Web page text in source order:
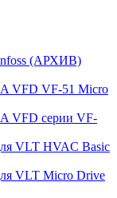
(АРХИВ)
VFD VF-51 Micro
VFD серии VF-
VLT HVAC Basic
VLT Micro Drive